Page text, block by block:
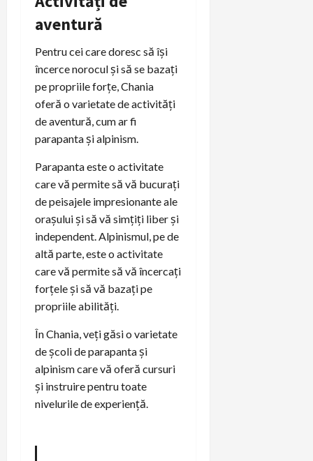
aventură
Pentru cei care doresc să își
încerce norocul și să se bazați
pe propriile forțe, Chania
oferă o varietate de activități
de aventură, cum ar fi
parapanta și alpinism.
Parapanta este o activitate
care vă permite să vă bucurați
de peisajele impresionante ale
orașului și să vă simțiți liber și
independent. Alpinismul, pe de
altă parte, este o activitate
care vă permite să vă încercați
forțele și să vă bazați pe
propriile abilități.
În Chania, veți găsi o varietate
de școli de parapanta și
alpinism care vă oferă cursuri
și instruire pentru toate
nivelurile de experiență.